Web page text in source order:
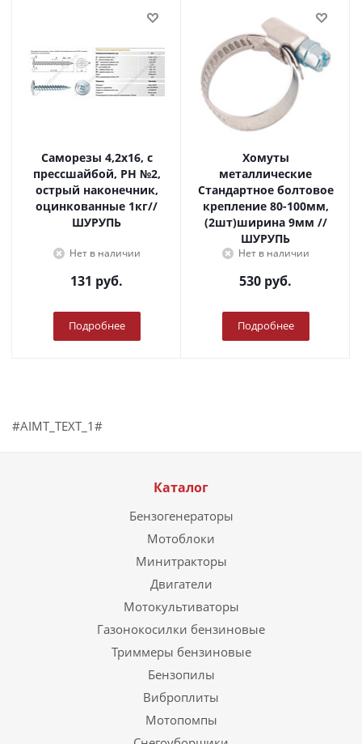
Саморезы 4,2х16, с
прессшайбой, PH №2,
острый наконечник,
оцинкованные 1кг//
ШУРУПЬ
Нет в наличии
131 руб.
Подробнее
Хомуты
металлические
Стандартное болтовое
крепление 80-100мм,
(2шт)ширина 9мм //
ШУРУПЬ
Нет в наличии
530 руб.
Подробнее
#AIMT_TEXT_1#
Каталог
Бензогенераторы
Мотоблоки
Минитракторы
Двигатели
Мотокультиваторы
Газонокосилки бензиновые
Триммеры бензиновые
Бензопилы
Виброплиты
Мотопомпы